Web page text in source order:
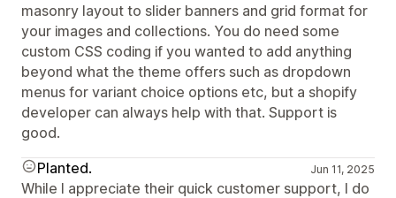
masonry layout to slider banners and grid format for
your images and collections. You do need some
custom CSS coding if you wanted to add anything
beyond what the theme offers such as dropdown
menus for variant choice options etc, but a shopify
developer can always help with that. Support is
good.
Planted.
Jun 11, 2025
While I appreciate their quick customer support, I do